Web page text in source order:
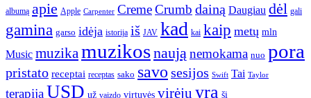
albumą apie Apple Carpenter CremeCrumb dainą Daugiau dėl gali
gamina garso idėja istorija iš JAV kad kai kaip metų mln
Music muzikamuzikosnaująnemokama nuo pora
pristato receptai receptas sako savo sesijos Swift Tai Taylor
terapijaUSD už vaizdo virtuvės virėjų yra šį